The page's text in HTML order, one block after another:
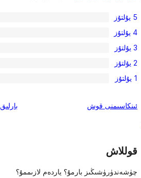
0
5-
يۇلتۇز
باھالاش
5 يۇلتۇز
0
4-
يۇلتۇز
باھالاش
4 يۇلتۇز
1
3-
يۇلتۇز
3 يۇلتۇز
1
2-
باھالاش
2 يۇلتۇز
0
يۇلتۇز
1 يۇلتۇز
ئىنكاسىمنى قوش بارلىق
قوللاش
چۈشەندۈرۈشىڭىز بارمۇ؟ ياردەم لازىممۇ؟